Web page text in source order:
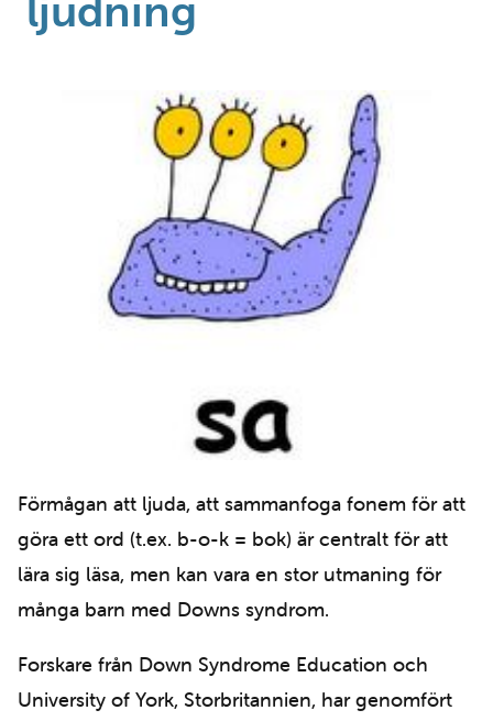
ljudning
Förmågan att ljuda, att sammanfoga fonem för att
göra ett ord (t.ex. b-o-k = bok) är centralt för att
lära sig läsa, men kan vara en stor utmaning för
många barn med Downs syndrom.
Forskare från Down Syndrome Education och
University of York, Storbritannien, har genomfört